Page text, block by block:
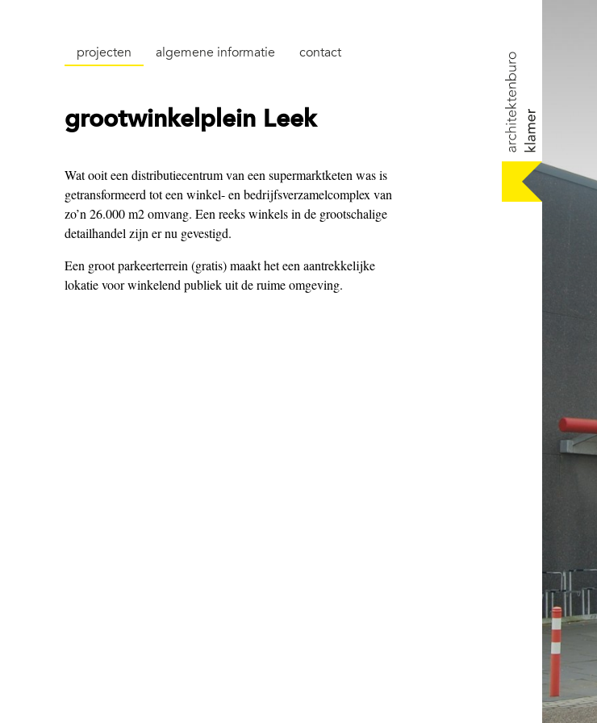
projecten algemene informatie contact
grootwinkelplein Leek
Wat ooit een distributiecentrum van een supermarktketen was is
getransformeerd tot een winkel- en bedrijfsverzamelcomplex van
zo’n 26.000 m2 omvang. Een reeks winkels in de grootschalige
detailhandel zijn er nu gevestigd.
Een groot parkeerterrein (gratis) maakt het een aantrekkelijke
lokatie voor winkelend publiek uit de ruime omgeving.